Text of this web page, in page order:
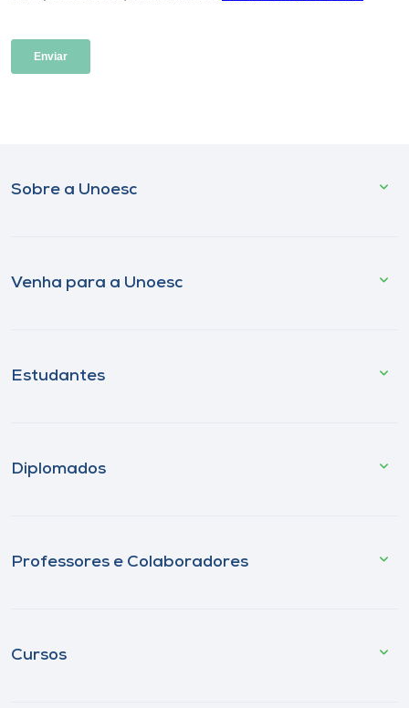
Sobre a Unoesc
Venha para a Unoesc
Estudantes
Diplomados
Professores e Colaboradores
Cursos